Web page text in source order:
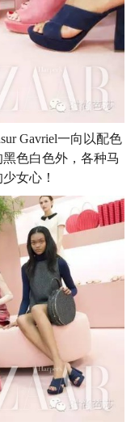
Gavriel一向以配色
色白色外，各种马
女心！